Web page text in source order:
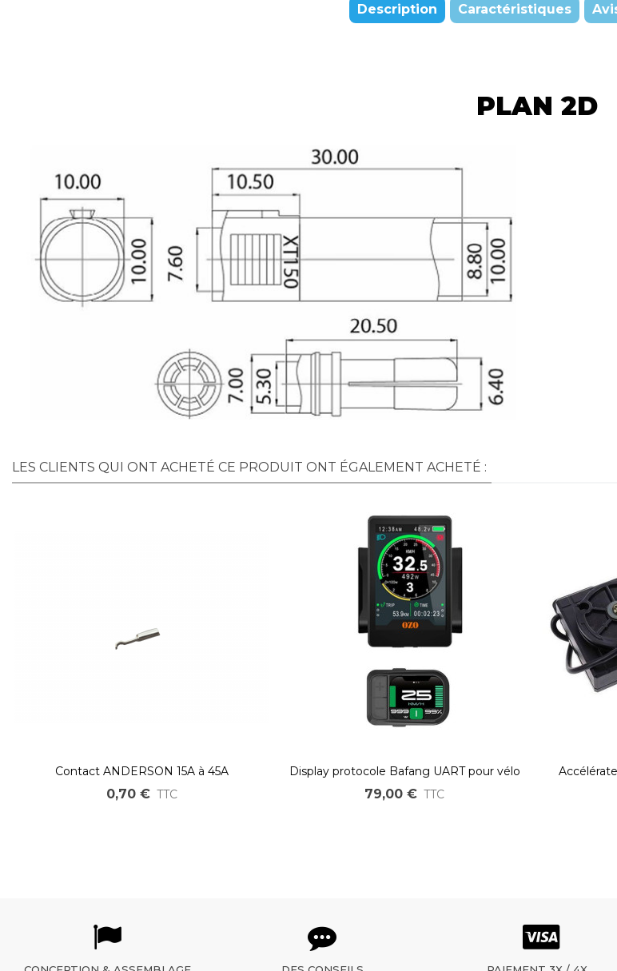
Description Caractéristiques
PLAN 2D
LES CLIENTS QUI ONT ACHETÉ CE PRODUIT ONT ÉGALEMENT ACHETÉ :
Contact ANDERSON 15A à 45A
0,70 € TTC
Display protocole Bafang UART pour vélo
électrique
79,00 € TTC